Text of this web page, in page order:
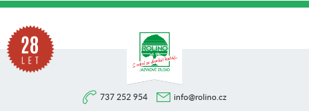
737 252 954 info@rolino.cz